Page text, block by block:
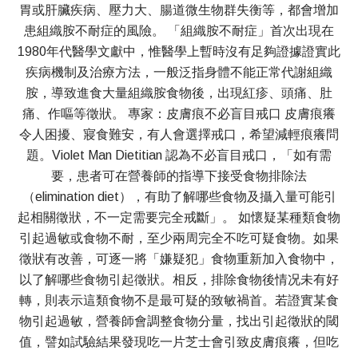
胃或肝臟疾病、壓力大、腸道微生物群失衡等，都會增加
患組織胺不耐症的風險。 「組織胺不耐症」首次出現在
1980年代醫學文獻中，惟醫學上暫時沒有足夠證據證實此
疾病機制及治療方法，一般泛指身體不能正常代謝組織
胺，導致進食大量組織胺食物後，出現紅疹、頭痛、肚
痛、作嘔等徵狀。 專家：皮膚痕不必盲目戒口 皮膚痕癢
令人困擾、寢食難安，有人會選擇戒口，希望減輕痕癢問
題。Violet Man Dietitian 認為不必盲目戒口，「如有需
要，患者可在營養師的指導下接受食物排除法
（elimination diet），有助了解哪些食物及攝入量可能引
起相關徵狀，不一定需要完全戒斷」。 如懷疑某種類食物
引起過敏或食物不耐，至少兩周完全不吃可疑食物。如果
徵狀有改善，可逐一將「嫌疑犯」食物重新加入食物中，
以了解哪些食物引起徵狀。相反，排除食物後情况未有好
轉，則表示這類食物不是最可疑的致敏禍首。若證實某食
物引起過敏，營養師會調整食物分量，找出引起徵狀的閾
值，譬如試驗結果發現吃一片芝士會引致皮膚痕癢，但吃